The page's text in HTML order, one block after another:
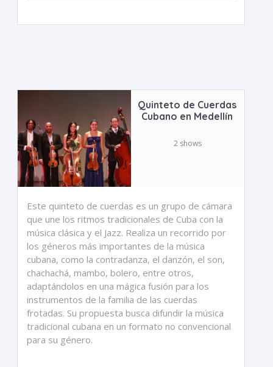
Quinteto de Cuerdas
Cubano en Medellín
2 shows
Este quinteto de cuerdas es un grupo de cámara
que une los ritmos tradicionales de Cuba con la
música clásica y el Jazz. Realiza un recorrido por
los géneros más importantes de la música
cubana, como la contradanza, el danzón, el son,
chachachá, mambo, bolero, entre otros,
adaptándolos en una mágica fusión para los
instrumentos de la familia de las cuerdas
frotadas. Su propuesta busca difundir la música
tradicional cubana en un formato no convencional
para su género.